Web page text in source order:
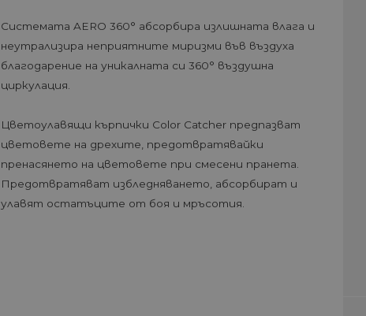
Системата AERO 360° абсорбира излишната влага и
неутрализира неприятните миризми във въздуха
благодарение на уникалната си 360° въздушна
циркулация.
Цветоулавящи кърпички Color Catcher предпазват
цветовете на дрехите, предотвратявайки
пренасянето на цветовете при смесени пранета.
Предотвратяват избледняването, абсорбират и
улавят остатъците от боя и мръсотия.